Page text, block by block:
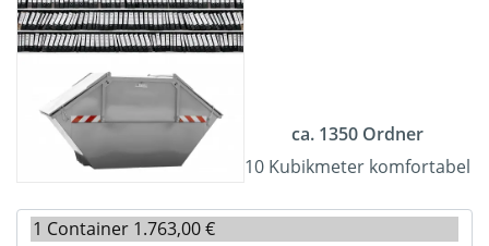
ca. 1350 Ordner
10 Kubikmeter komfortabel